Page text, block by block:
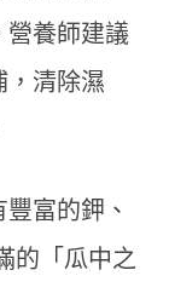
營養師建議
，清除濕
富的鉀、
的「瓜中之